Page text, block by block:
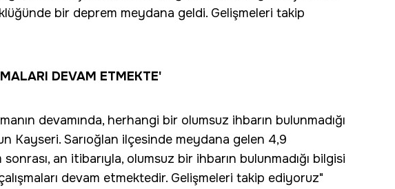
bir deprem meydana geldi. Gelişmeleri takip
DEVAM ETMEKTE'
devamında, herhangi bir olumsuz ihbarın bulunmadığı
Kayseri. Sarıoğlan ilçesinde meydana gelen 4,9
an itibarıyla, olumsuz bir ihbarın bulunmadığı bilgisi
devam etmektedir. Gelişmeleri takip ediyoruz"